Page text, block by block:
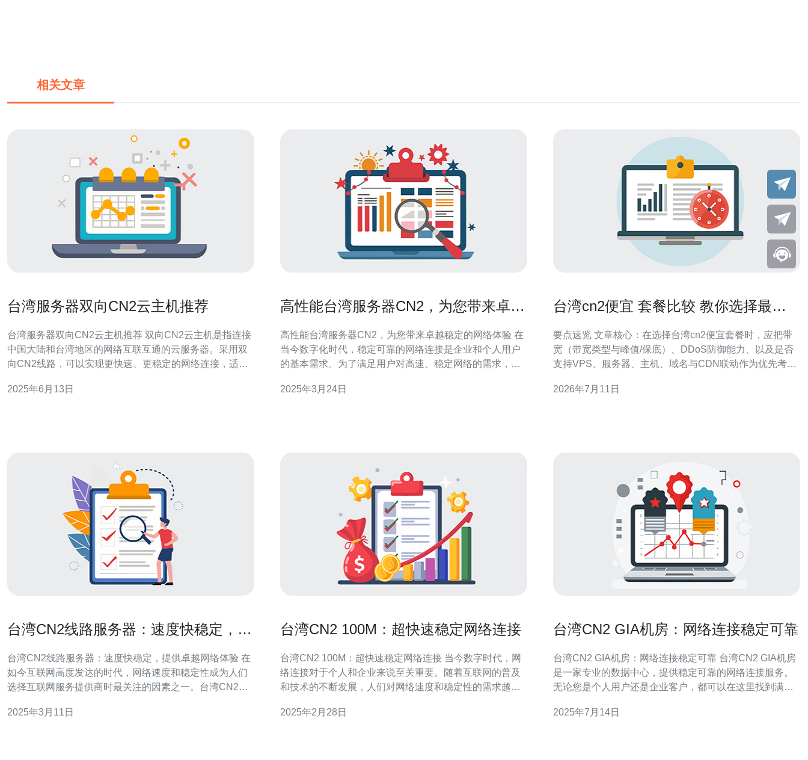
相关文章
台湾服务器双向CN2云主机推荐
台湾服务器双向CN2云主机推荐 双向CN2云主机是指连接
中国大陆和台湾地区的网络互联互通的云服务器。采用双
向CN2线路，可以实现更快速、更稳定的网络连接，适合
CN2线路连接中国大陆和台湾地区，保证网络连接的稳定
2025年6月13日
高性能台湾服务器CN2，为您带来卓越
高性能台湾服务器CN2，为您带来卓越稳定的网络体验 在
当今数字化时代，稳定可靠的网络连接是企业和个人用户
的基本需求。为了满足用户对高速、稳定网络的需求，我
络体验。 高性能台湾服务器CN2是基于CN2网络架构的服
2025年3月24日
台湾cn2便宜 套餐比较 教你选择最合
要点速览 文章核心：在选择台湾cn2便宜套餐时，应把带
宽（带宽类型与峰值/保底）、DDoS防御能力、以及是否
支持VPS、服务器、主机、域名与CDN联动作为优先考
跨境网络与防护上表现稳定且套餐灵活。 套餐类型与价格
2026年7月11日
台湾CN2线路服务器：速度快稳定，提
台湾CN2线路服务器：速度快稳定，提供卓越网络体验 在
如今互联网高度发达的时代，网络速度和稳定性成为人们
选择互联网服务提供商时最关注的因素之一。台湾CN2线
台湾CN2线路服务器拥有强大的带宽和处理能力，可以提
2025年3月11日
台湾CN2 100M：超快速稳定网络连接
台湾CN2 100M：超快速稳定网络连接 当今数字时代，网
络连接对于个人和企业来说至关重要。随着互联网的普及
和技术的不断发展，人们对网络速度和稳定性的需求越来
2025年2月28日
台湾CN2 GIA机房：网络连接稳定可靠
台湾CN2 GIA机房：网络连接稳定可靠 台湾CN2 GIA机房
是一家专业的数据中心，提供稳定可靠的网络连接服务。
无论您是个人用户还是企业客户，都可以在这里找到满足
技术，保障网络连接的稳定性。无论是日常上网、视频会
2025年7月14日